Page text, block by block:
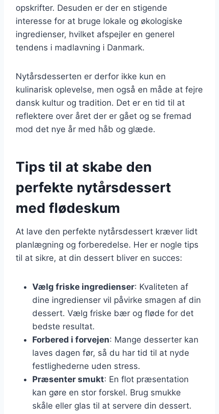
opskrifter. Desuden er der en stigende
interesse for at bruge lokale og økologiske
ingredienser, hvilket afspejler en generel
tendens i madlavning i Danmark.
Nytårsdesserten er derfor ikke kun en
kulinarisk oplevelse, men også en måde at fejre
dansk kultur og tradition. Det er en tid til at
reflektere over året der er gået og se fremad
mod det nye år med håb og glæde.
Tips til at skabe den
perfekte nytårsdessert
med flødeskum
At lave den perfekte nytårsdessert kræver lidt
planlægning og forberedelse. Her er nogle tips
til at sikre, at din dessert bliver en succes:
Vælg friske ingredienser: Kvaliteten af
dine ingredienser vil påvirke smagen af din
dessert. Vælg friske bær og fløde for det
bedste resultat.
Forbered i forvejen: Mange desserter kan
laves dagen før, så du har tid til at nyde
festlighederne uden stress.
Præsenter smukt: En flot præsentation
kan gøre en stor forskel. Brug smukke
skåle eller glas til at servere din dessert.